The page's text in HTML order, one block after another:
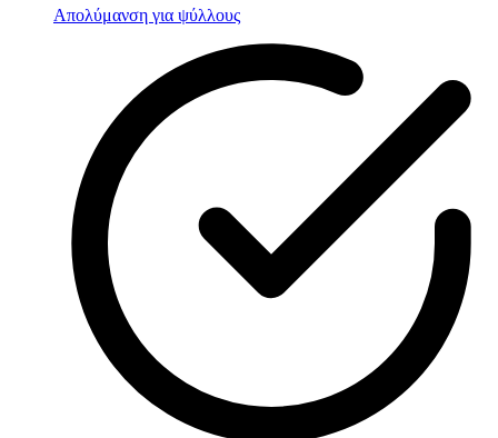
Απολύμανση για ψύλλους